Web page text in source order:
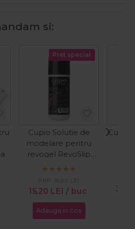
si:
Pret special
Cupio Solutie de
modelare pentru
revogel RevoSlip
120ml
15,20 LEI / buc
PRP: 16,00 LEI
Adauga in cos
Cupio